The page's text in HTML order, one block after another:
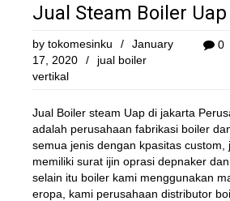
Jual Steam Boiler Uap
0
by tokomesinku /
January
17, 2020
/
jual boiler
vertikal
Jual Boiler steam Uap di jakarta
adalah perusahaan fabrikasi boiler
semua jenis dengan kpasitas custom,
memiliki surat ijin oprasi depnaker
selain itu boiler kami menggunakan
eropa, kami perusahaan distributor